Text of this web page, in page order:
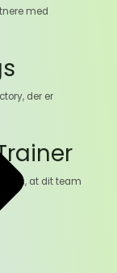
med
der er
at dit team